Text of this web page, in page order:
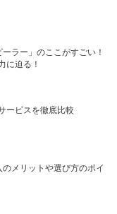
ラー」のここがすごい！
に迫る！
ービスを徹底比較
メリットや選び方のポイ